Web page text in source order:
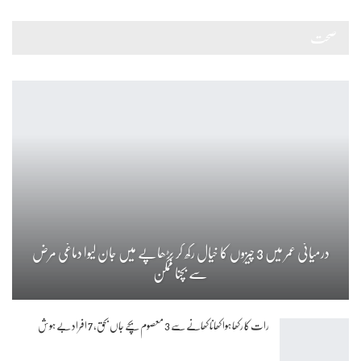
درمیانی عمر میں 3 چیزوں کا خیال رکھ کر بڑھاپے میں جان لیوا دماغی مرض
سے بچنا ممکن
رات کا رکھا ہوا کھانا کھانے سے 3 معصوم بچے جاں بحق، 7 افراد بے ہوش